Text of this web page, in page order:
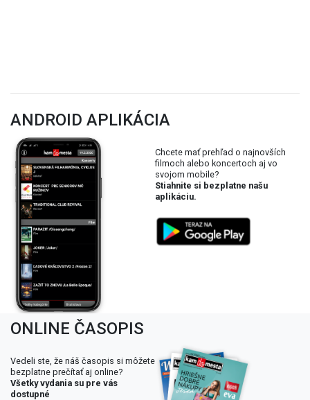
ANDROID APLIKÁCIA
Chcete mať prehľad o najnovších
filmoch alebo koncertoch aj vo
svojom mobile?
Stiahnite si bezplatne našu
aplikáciu.
ONLINE ČASOPIS
Vedeli ste, že náš časopis si môžete
bezplatne prečítať aj online?
Všetky vydania su pre vás
dostupné